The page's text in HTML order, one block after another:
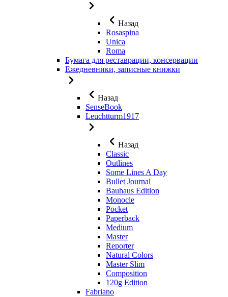
Назад
Rosaspina
Unica
Roma
Бумага для реставрации, консервации
Ежедневники, записные книжки
Назад
SenseBook
Leuchtturm1917
Назад
Classic
Outlines
Some Lines A Day
Bullet Journal
Bauhaus Edition
Monocle
Pocket
Paperback
Medium
Master
Reporter
Natural Colors
Master Slim
Composition
120g Edition
Fabriano